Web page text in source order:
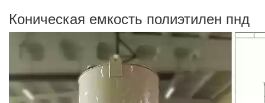
Коническая емкость полиэтилен пнд